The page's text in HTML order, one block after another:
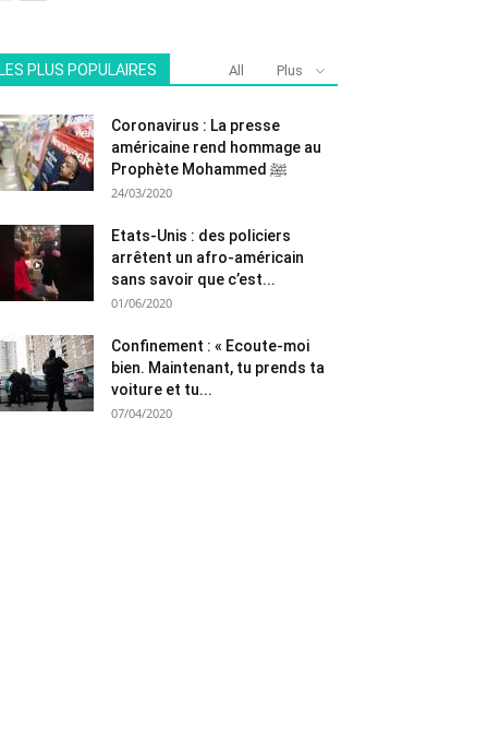
PLUS POPULAIRES All Plus
Coronavirus : La presse
américaine rend hommage au
Prophète Mohammed ﷺ
24/03/2020
Etats-Unis : des policiers
arrêtent un afro-américain
sans savoir que c’est...
01/06/2020
Confinement : « Ecoute-moi
bien. Maintenant, tu prends ta
voiture et tu...
07/04/2020